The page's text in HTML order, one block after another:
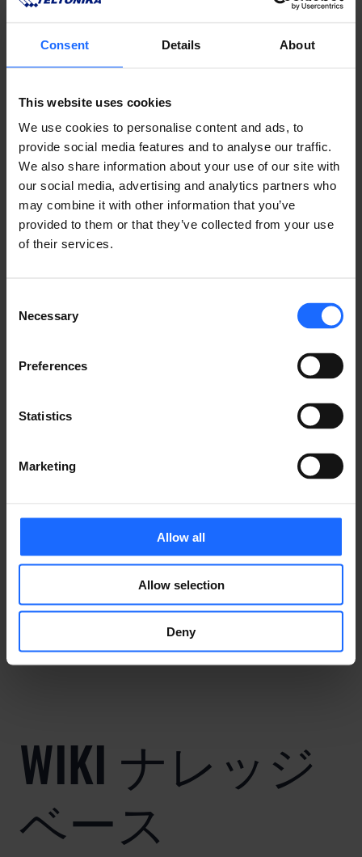
Consent Details About
This website uses cookies
We use cookies to personalise content and ads, to
provide social media features and to analyse our traffic.
We also share information about your use of our site with
our social media, advertising and analytics partners who
may combine it with other information that you’ve
provided to them or that they’ve collected from your use
of their services.
Selection
Necessary
Preferences
Statistics
Marketing
Allow all
Allow selection
Deny
リモート
マネジメント
​システム
​事例
テルトニカ・ネットワークス製品が、さまざまな業界の
ださい。
事例集
WIKI ナレッジ
ベース